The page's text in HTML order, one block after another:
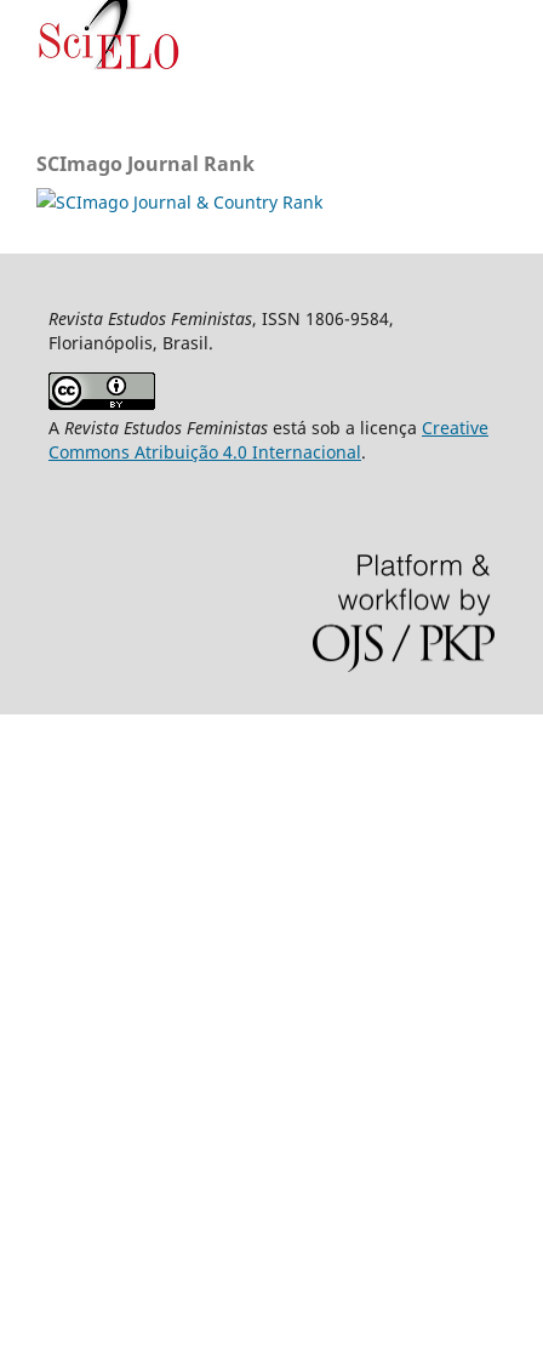
SCImago Journal Rank
Revista Estudos Feministas, ISSN 1806-9584,
Florianópolis, Brasil.
A Revista Estudos Feministasestá sob a licença Creative
Commons Atribuição 4.0 Internacional.